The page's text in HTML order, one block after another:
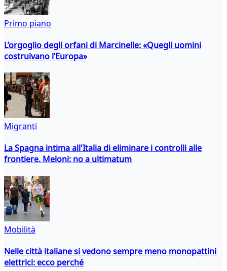
Primo piano
L’orgoglio degli orfani di Marcinelle: «Quegli uomini
costruivano l’Europa»
Migranti
La Spagna intima all'Italia di eliminare i controlli alle
frontiere. Meloni: no a ultimatum
Mobilità
Nelle città italiane si vedono sempre meno monopattini
elettrici: ecco perché